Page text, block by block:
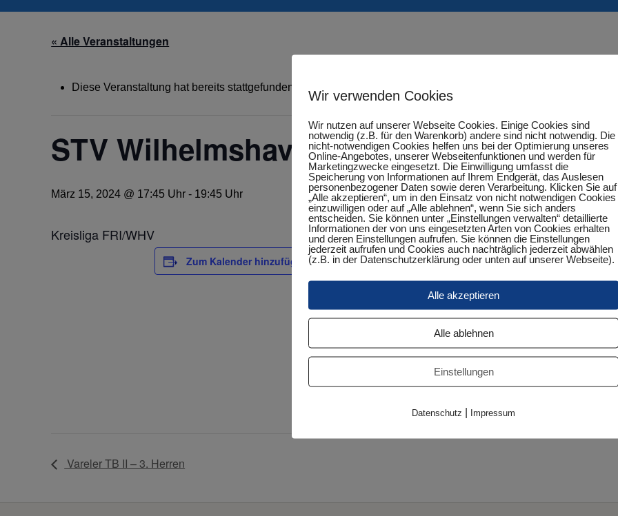
« Alle Veranstaltungen
Diese Veranstaltung hat bereits stattgefunden.
STV Wilhelmshaven II – 2. Jungen 19
März 15, 2024 @ 17:45 Uhr - 19:45 Uhr
Kreisliga FRI/WHV
Zum Kalender hinzufügen
März 15, 2024
Zeit:
Veranstaltungskategorie:
Vareler TB II – 3. Herren
Wir verwenden Cookies
Wir nutzen auf unserer Webseite Cookies. Einige Cookies sind
notwendig (z.B. für den Warenkorb) andere sind nicht notwendig. Die
nicht-notwendigen Cookies helfen uns bei der Optimierung unseres
Online-Angebotes, unserer Webseitenfunktionen und werden für
Marketingzwecke eingesetzt. Die Einwilligung umfasst die
Speicherung von Informationen auf Ihrem Endgerät, das Auslesen
personenbezogener Daten sowie deren Verarbeitung. Klicken Sie auf
„Alle akzeptieren“, um in den Einsatz von nicht notwendigen Cookies
einzuwilligen oder auf „Alle ablehnen“, wenn Sie sich anders
entscheiden. Sie können unter „Einstellungen verwalten“ detaillierte
Informationen der von uns eingesetzten Arten von Cookies erhalten
und deren Einstellungen aufrufen. Sie können die Einstellungen
jederzeit aufrufen und Cookies auch nachträglich jederzeit abwählen
(z.B. in der Datenschutzerklärung oder unten auf unserer Webseite).
Alle akzeptieren
Alle ablehnen
Einstellungen
Datenschutz | Impressum